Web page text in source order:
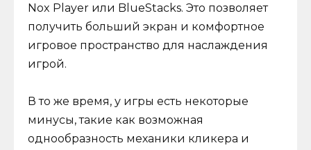
Nox Player или BlueStacks. Это позволяет
получить больший экран и комфортное
игровое пространство для наслаждения
игрой.
В то же время, у игры есть некоторые
минусы, такие как возможная
однообразность механики кликера и